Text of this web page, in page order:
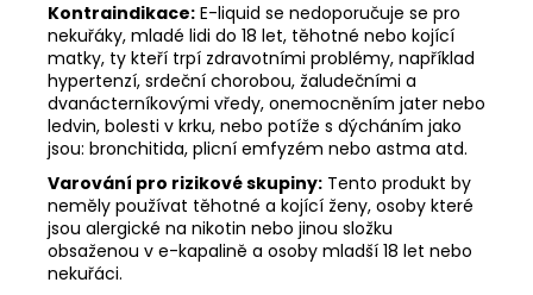
Kontraindikace: E-liquid se nedoporučuje se pro
nekuřáky, mladé lidi do 18 let, těhotné nebo kojící
matky, ty kteří trpí zdravotními problémy, například
hypertenzí, srdeční chorobou, žaludečními a
dvanácterníkovými vředy, onemocněním jater nebo
ledvin, bolesti v krku, nebo potíže s dýcháním jako
jsou: bronchitida, plicní emfyzém nebo astma atd.
Varování pro rizikové skupiny: Tento produkt by
neměly používat těhotné a kojící ženy, osoby které
jsou alergické na nikotin nebo jinou složku
obsaženou v e-kapalině a osoby mladší 18 let nebo
nekuřáci.